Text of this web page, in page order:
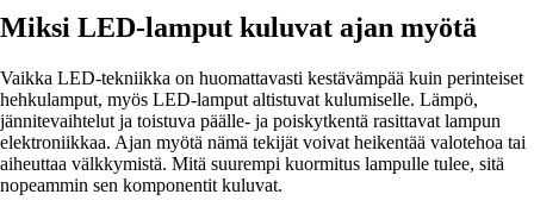
Miksi LED-lamput kuluvat ajan myötä
Vaikka LED-tekniikka on huomattavasti kestävämpää kuin perinteiset
hehkulamput, myös LED-lamput altistuvat kulumiselle. Lämpö,
jännitevaihtelut ja toistuva päälle- ja poiskytkentä rasittavat lampun
elektroniikkaa. Ajan myötä nämä tekijät voivat heikentää valotehoa tai
aiheuttaa välkkymistä. Mitä suurempi kuormitus lampulle tulee, sitä
nopeammin sen komponentit kuluvat.